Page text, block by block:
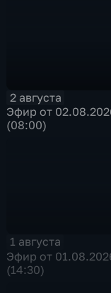
2 августа
Эфир от
(08:00)
1 августа
Эфир от
(14:30)